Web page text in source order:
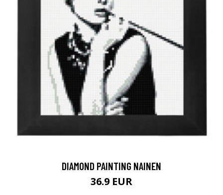
DIAMOND PAINTING NAINEN
36.9 EUR